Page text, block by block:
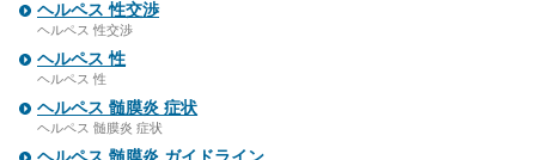
ヘルペス 性交渉
ヘルペス 性交渉
ヘルペス 性
ヘルペス 性
ヘルペス 髄膜炎 症状
ヘルペス 髄膜炎 症状